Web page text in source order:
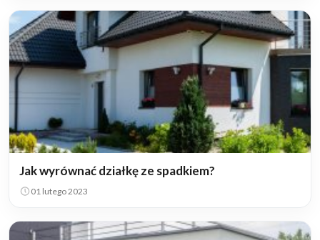
Jak wyrównać działkę ze spadkiem?
01 lutego 2023